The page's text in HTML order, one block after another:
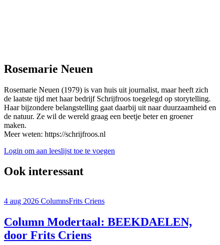
Rosemarie Neuen
Rosemarie Neuen (1979) is van huis uit journalist, maar heeft zich
de laatste tijd met haar bedrijf Schrijfroos toegelegd op storytelling.
Haar bijzondere belangstelling gaat daarbij uit naar duurzaamheid en
de natuur. Ze wil de wereld graag een beetje beter en groener
maken.
Meer weten: https://schrijfroos.nl
Login om aan leeslijst toe te voegen
Ook interessant
4 aug 2026 ColumnsFrits Criens
Column Modertaal: BEEKDAELEN,
door Frits Criens